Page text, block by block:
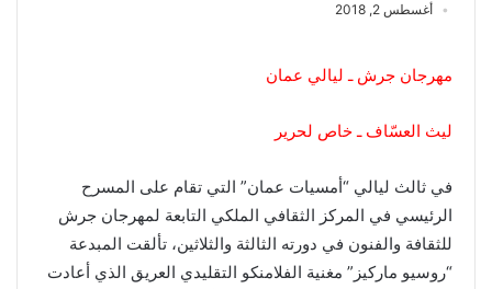
أغسطس 2, 2018
مهرجان جرش ـ ليالي عمان
ليث العسّاف ـخاص لحرير
في ثالث ليالي “أمسيات عمان” التي تقام على المسرح
الرئيسي في المركز الثقافي الملكي التابعة لمهرجان جرش
للثقافة والفنون في دورته الثالثة والثلاثين، تألقت المبدعة
“روسيو ماركيز” مغنية الفلامنكو التقليدي العريق الذي أعادت